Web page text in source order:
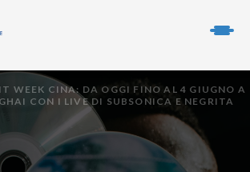
WEEK CINA: DA OGGI FINO AL 4 GIUGNO A
CON I LIVE DI SUBSONICA E NEGRITA